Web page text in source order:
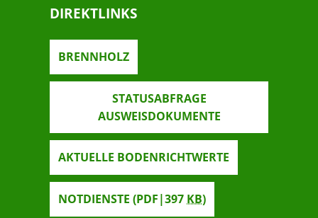
DIREKTLINKS
BRENNHOLZ
STATUSABFRAGE
AUSWEISDOKUMENTE
AKTUELLE BODENRICHTWERTE
NOTDIENSTE (PDF|397 KB)